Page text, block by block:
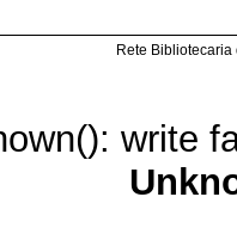
Rete
write